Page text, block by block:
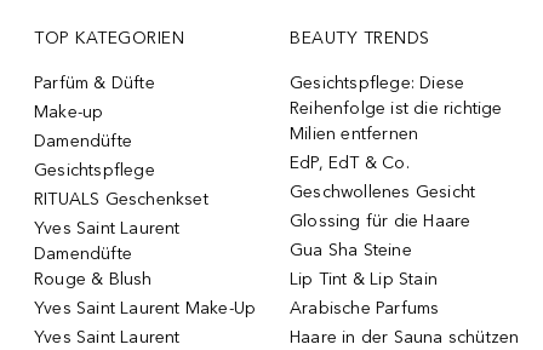
TOP KATEGORIEN
Parfüm & Düfte
Make-up
Damendüfte
Gesichtspflege
RITUALS Geschenkset
Yves Saint Laurent
Damendüfte
Rouge & Blush
Yves Saint Laurent Make-Up
Yves Saint Laurent
BEAUTY TRENDS
Gesichtspflege: Diese
Reihenfolge ist die richtige
Milien entfernen
EdP, EdT & Co.
Geschwollenes Gesicht
Glossing für die Haare
Gua Sha Steine
Lip Tint & Lip Stain
Arabische Parfums
Haare in der Sauna schützen